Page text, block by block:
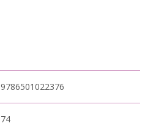
9786501022376
74